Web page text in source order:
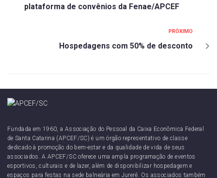
plataforma de convênios da Fenae/APCEF
PRÓXIMO
Hospedagens com 50% de desconto
Fundada em 1960, a Associação do Pessoal da Caixa Econômica Federal
de Santa Catarina (APCEF/SC) é um órgão representativo de classe
dedicado à promoção do bem-estar e da qualidade de vida de seus
associados. A APCEF/SC oferece uma ampla programação de eventos
esportivos, culturais e de lazer, além de disponibilizar hospedagem e
espaços para festas na sede balneária em Jurerê. Os associados também